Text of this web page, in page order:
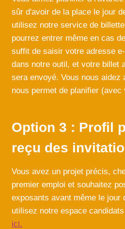
sûr d'avoir de la place le jour
utilisez notre service de
pourrez entrer même en cas
suffit de saisir votre adresse
dans notre outil, et votre billet
sera envoyé. Vous nous aidez
nous permet de planifier (avec
Option 3 : Profil
reçu des
Vous avez un projet précis,
premier emploi et souhaitez
exposants avant même le jour
utilisez notre espace
ici.